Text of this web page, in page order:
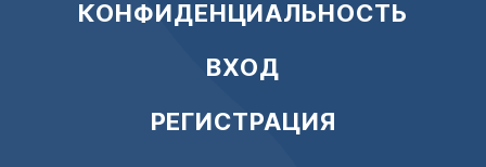
КОНФИДЕНЦИАЛЬНОСТЬ
ВХОД
РЕГИСТРАЦИЯ